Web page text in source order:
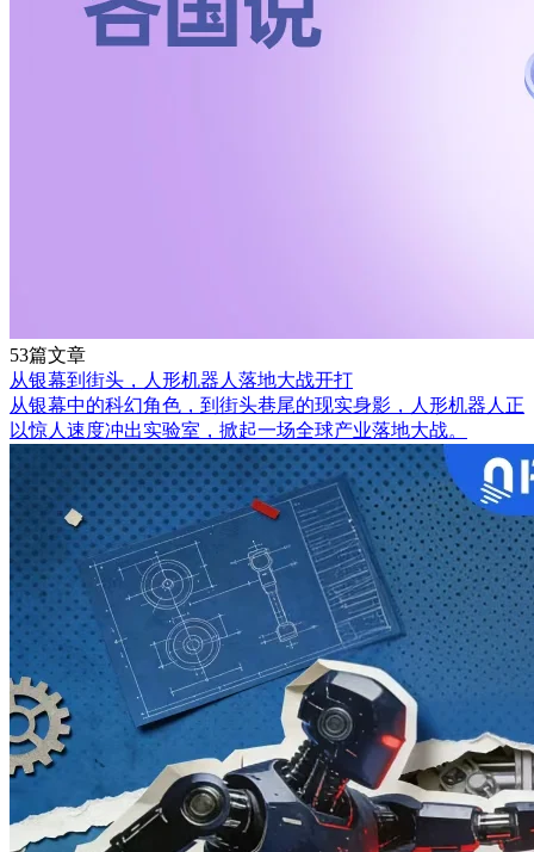
53篇文章
从银幕到街头，人形机器人落地大战开打
从银幕中的科幻角色，到街头巷尾的现实身影，人形机器人正
以惊人速度冲出实验室，掀起一场全球产业落地大战。